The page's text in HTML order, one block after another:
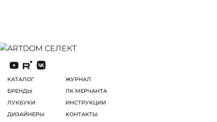
КАТАЛОГ
БРЕНДЫ
ЛУКБУКИ
ДИЗАЙНЕРЫ
ЖУРНАЛ
ЛК МЕРЧАНТА
ИНСТРУКЦИИ
КОНТАКТЫ